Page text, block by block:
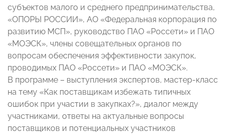
субъектов малого и среднего предпринимательства,
«ОПОРЫ РОССИИ», АО «Федеральная корпорация по
развитию МСП», руководство ПАО «Россети» и ПАО
«МОЭСК», члены совещательных органов по
вопросам обеспечения эффективности закупок,
проводимых ПАО «Россети» и ПАО «МОЭСК».
В программе – выступления экспертов, мастер-класс
на тему «Как поставщикам избежать типичных
ошибок при участии в закупках?», диалог между
участниками, ответы на актуальные вопросы
поставщиков и потенциальных участников